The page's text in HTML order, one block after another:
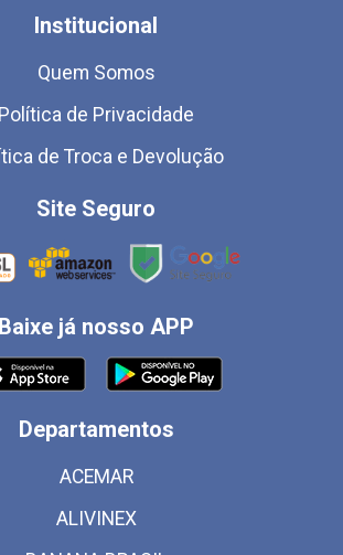
Institucional
Quem Somos
Política de Privacidade
de Troca e Devolução
Site Seguro
Baixe já nosso APP
Departamentos
ACEMAR
ALIVINEX